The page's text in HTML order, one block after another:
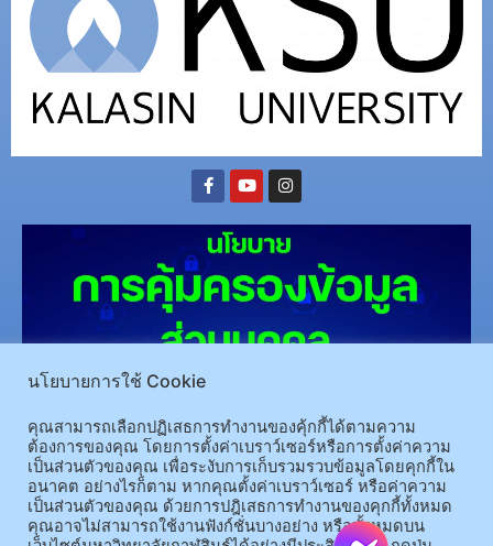
(อ.นามน)13 หมู่ 14 ต.สงเปลือย อ.นามน จ.กาฬสินธุ์ 46230โทรศัพท์ : 043-602-055 โทรสาร :
043-602-044
(อ.เมือง)62/1 ถ.เกษตรสมบูรณ์ ต.กาฬสินธุ์ อ.เมือง จ.กาฬสินธุ์ 46000โทรศัพท์ 043-811128 08-
64584360 โทรสาร 043-813070
นโยบายการใช้ Cookie
คุณสามารถเลือกปฏิเสธการทำงานของคุ้กกี้ได้ตามความ
ต้องการของคุณ โดยการตั้งค่าเบราว์เซอร์หรือการตั้งค่าความ
เป็นส่วนตัวของคุณ เพื่อระงับการเก็บรวมรวบข้อมูลโดยคุกกี้ใน
อนาคต อย่างไรก็ตาม หากคุณตั้งค่าเบราว์เซอร์ หรือค่าความ
เป็นส่วนตัวของคุณ ด้วยการปฎิเสธการทำงานของคุกกี้ทั้งหมด
คุณอาจไม่สามารถใช้งานฟังก์ชั่นบางอย่าง หรือทั้งหมดบน